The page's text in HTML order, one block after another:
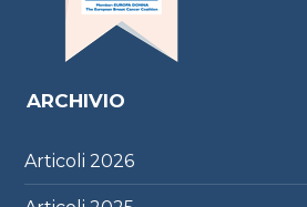
ARCHIVIO
Articoli2026